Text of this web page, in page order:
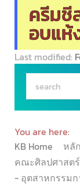
ครีมชี
อบแห้
Last modified:
You are here:
KB Home
หลั
คณะศิลปศาสตร์
- อุตสาหกรรมก